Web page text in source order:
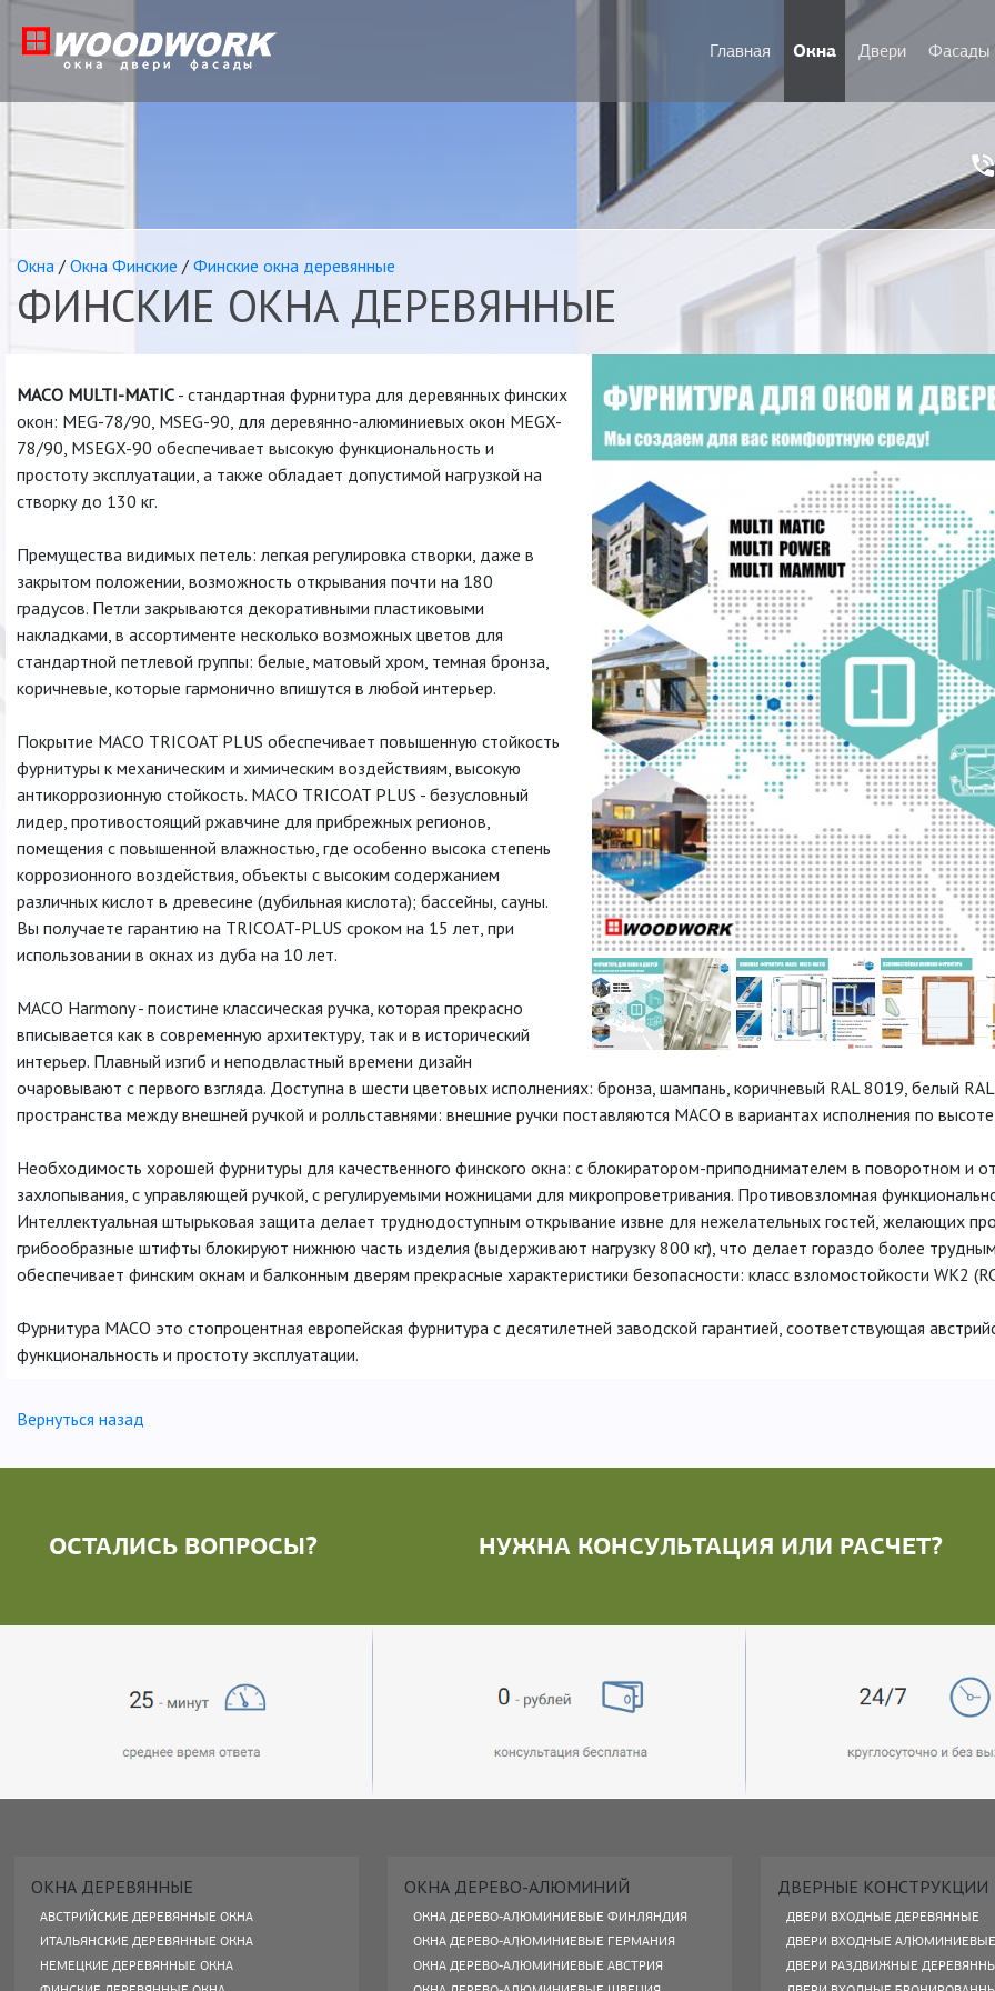
Главная Окна Двери Фасады
Окна / Окна Финcкие / Финские окна деревянные
ФИНСКИЕ ОКНА ДЕРЕВЯННЫЕ
◀
МАСО MULTI-MATIC - стандартная фурнитура для деревянных финских
окон: MEG-78/90, MSEG-90, для деревянно-алюминиевых окон MEGX-
78/90, MSEGX-90 обеспечивает высокую функциональность и
простоту эксплуатации, а также обладает допустимой нагрузкой на
створку до 130 кг.
Премущества видимых петель: легкая регулировка створки, даже в
закрытом положении, возможность открывания почти на 180
градусов. Петли закрываются декоративными пластиковыми
накладками, в ассортименте несколько возможных цветов для
стандартной петлевой группы: белые, матовый хром, темная бронза,
коричневые, которые гармонично впишутся в любой интерьер.
Покрытие MACO TRICOAT PLUS обеспечивает повышенную стойкость
фурнитуры к механическим и химическим воздействиям, высокую
антикоррозионную стойкость. MACO TRICOAT PLUS - безусловный
лидер, противостоящий ржавчине для прибрежных регионов,
помещения с повышенной влажностью, где особенно высока степень
коррозионного воздействия, объекты с высоким содержанием
различных кислот в древесине (дубильная кислота); бассейны, сауны.
Вы получаете гарантию на TRICOAT-PLUS сроком на 15 лет, при
использовании в окнах из дуба на 10 лет.
МАСО Harmony - поистине классическая ручка, которая прекрасно
вписывается как в современную архитектуру, так и в исторический
интерьер. Плавный изгиб и неподвластный времени дизайн
очаровывают с первого взгляда. Доступна в шести цветовых исполнениях: бронза, шампань, коричневый RAL 8019, белый
пространства между внешней ручкой и ролльставнями: внешние ручки поставляются МАСО в вариантах исполнения по
Необходимость хорошей фурнитуры для качественного финского окна: с блокиратором-приподнимателем в поворотном и
захлопывания, с управляющей ручкой, с регулируемыми ножницами для микропроветривания. Противовзломная
Интеллектуальная штырьковая защита делает труднодоступным открывание извне для нежелательных гостей, желающих
грибообразные штифты блокируют нижнюю часть изделия (выдерживают нагрузку 800 кг), что делает гораздо более
обеспечивает финским окнам и балконным дверям прекрасные характеристики безопасности: класс взломостойкости WK2
Фурнитура МАСО это стопроцентная европейская фурнитура с десятилетней заводской гарантией, соответствующая
функциональность и простоту эксплуатации.
Вернуться назад
ОСТАЛИСЬ ВОПРОСЫ? НУЖНА КОНСУЛЬТАЦИЯ ИЛИ РАСЧЕТ?
ОКНА ДЕРЕВЯННЫЕ
АВСТРИЙСКИЕ ДЕРЕВЯННЫЕ ОКНА
ИТАЛЬЯНСКИЕ ДЕРЕВЯННЫЕ ОКНА
НЕМЕЦКИЕ ДЕРЕВЯННЫЕ ОКНА
ОКНА ДЕРЕВО-АЛЮМИНИЙ
ОКНА ДЕРЕВО-АЛЮМИНИЕВЫЕ ФИНЛЯНДИЯ
ОКНА ДЕРЕВО-АЛЮМИНИЕВЫЕ ГЕРМАНИЯ
ОКНА ДЕРЕВО-АЛЮМИНИЕВЫЕ АВСТРИЯ
ДВЕРНЫЕ КОНСТРУКЦИИ
ДВЕРИ ВХОДНЫЕ ДЕРЕВЯННЫЕ
ДВЕРИ ВХОДНЫЕ
ДВЕРИ РАЗДВИЖНЫЕ